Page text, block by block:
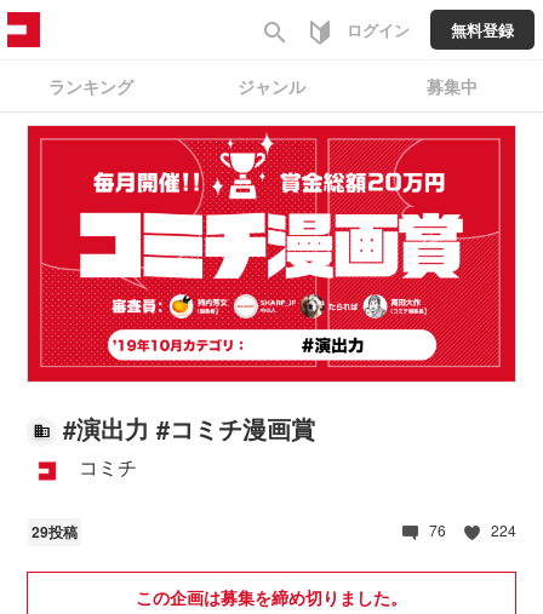
search ログイン 無料登録
ランキング ジャンル 募集中
#演出力 #コミチ漫画賞
コミチ
29投稿 76 224
この企画は募集を締め切りました。